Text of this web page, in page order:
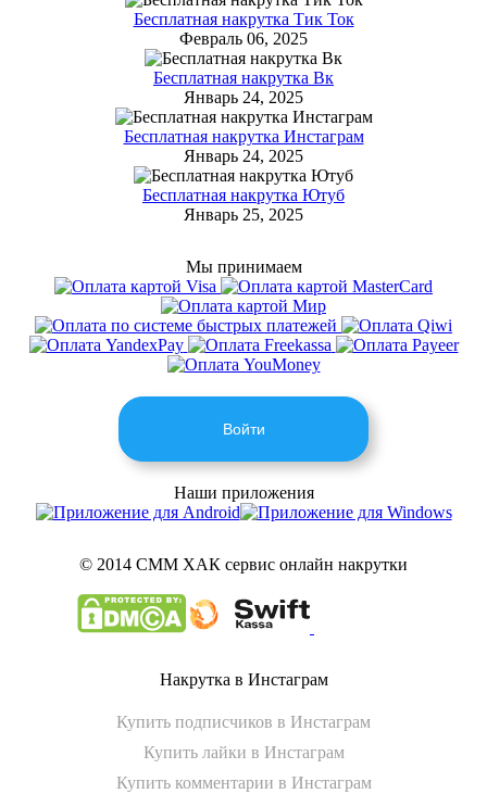
Бесплатная накрутка Тик Ток
Февраль 06, 2025
Бесплатная накрутка Вк
Январь 24, 2025
Бесплатная накрутка Инстаграм
Январь 24, 2025
Бесплатная накрутка Ютуб
Январь 25, 2025
Мы принимаем
Войти
Наши приложения
© 2014 СММ ХАК сервис онлайн накрутки
Накрутка в Инстаграм
Купить подписчиков в Инстаграм
Купить лайки в Инстаграм
Купить комментарии в Инстаграм